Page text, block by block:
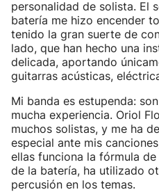
personalidad de solista. El
batería me hizo encender
tenido la gran suerte de
lado, que han hecho una
delicada, aportando
guitarras acústicas,
Mi banda es estupenda:
mucha experiencia. Oriol
muchos solistas, y me ha
especial ante mis
ellas funciona la fórmula de
de la batería, ha utilizado
percusión en los temas.